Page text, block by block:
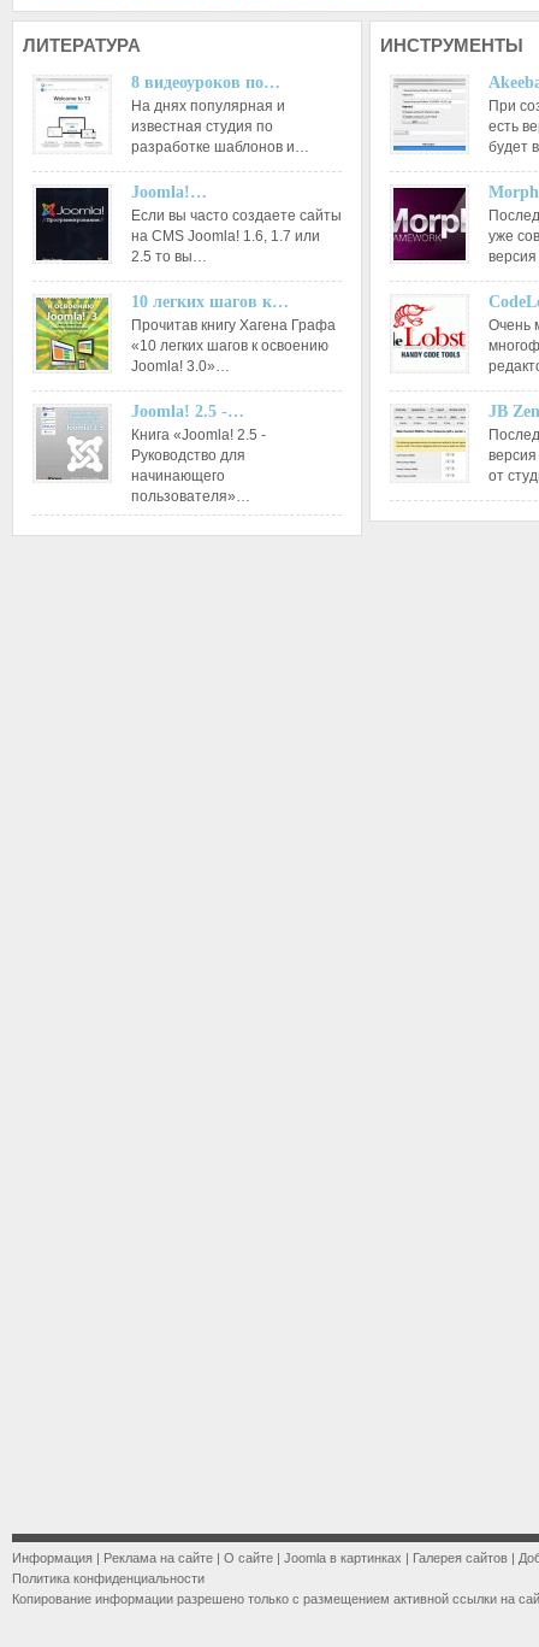
ЛИТЕРАТУРА
8 видеоуроков по…
На днях популярная и
известная студия по
разработке шаблонов и…
Joomla!…
Если вы часто создаете сайты
на CMS Joomla! 1.6, 1.7 или
2.5 то вы…
10 легких шагов к…
Прочитав книгу Хагена Графа
«10 легких шагов к освоению
Joomla! 3.0»…
Joomla! 2.5 -…
Книга «Joomla! 2.5 -
Руководство для
начинающего
пользователя»…
ИНСТРУМЕНТЫ
При
есть
будет
уже
Очень
JB
от
Информация | Реклама на сайте | О сайте | Joomla в картинках | Галерея сайтов |
Политика конфиденциальности
Копирование информации разрешено только с размещением активной ссылки на